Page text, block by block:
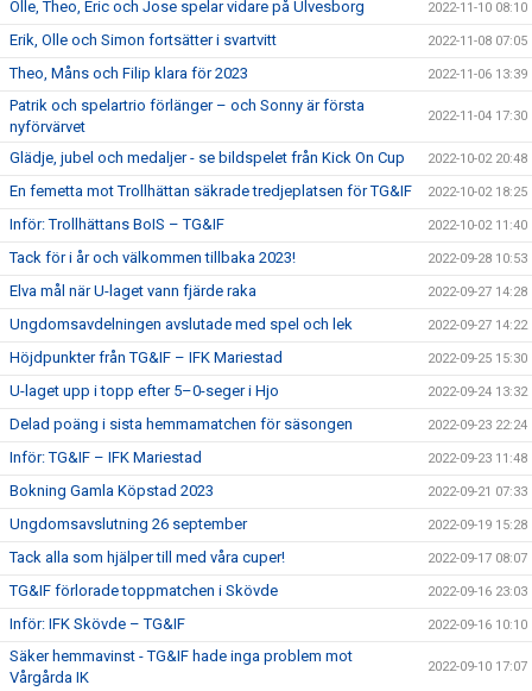
Olle, Theo, Eric och Jose spelar vidare på Ulvesborg 2022-11-10 08:10
Erik, Olle och Simon fortsätter i svartvitt 2022-11-08 07:05
Theo, Måns och Filip klara för 2023 2022-11-06 13:39
Patrik och spelartrio förlänger – och Sonny är första
nyförvärvet
2022-11-04 17:30
Glädje, jubel och medaljer - se bildspelet från Kick On Cup 2022-10-02 20:48
En femetta mot Trollhättan säkrade tredjeplatsen för TG&IF 2022-10-02 18:25
Inför: Trollhättans BoIS – TG&IF 2022-10-02 11:40
Tack för i år och välkommen tillbaka 2023! 2022-09-28 10:53
Elva mål när U-laget vann fjärde raka 2022-09-27 14:28
Ungdomsavdelningen avslutade med spel och lek 2022-09-27 14:22
Höjdpunkter från TG&IF – IFK Mariestad 2022-09-25 15:30
U-laget upp i topp efter 5–0-seger i Hjo 2022-09-24 13:32
Delad poäng i sista hemmamatchen för säsongen 2022-09-23 22:24
Inför: TG&IF – IFK Mariestad 2022-09-23 11:48
Bokning Gamla Köpstad 2023 2022-09-21 07:33
Ungdomsavslutning 26 september 2022-09-19 15:28
Tack alla som hjälper till med våra cuper! 2022-09-17 08:07
TG&IF förlorade toppmatchen i Skövde 2022-09-16 23:03
Inför: IFK Skövde – TG&IF 2022-09-16 10:10
Säker hemmavinst - TG&IF hade inga problem mot
Vårgårda IK
2022-09-10 17:07